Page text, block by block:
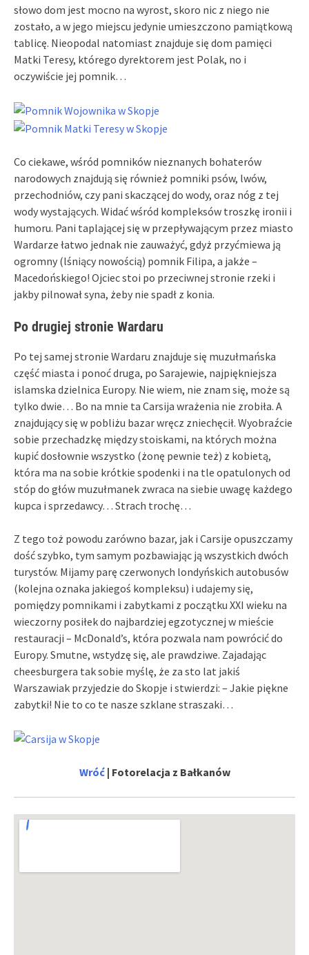
słowo dom jest mocno na wyrost, skoro nic z niego nie
zostało, a w jego miejscu jedynie umieszczono pamiątkową
tablicę. Nieopodal natomiast znajduje się dom pamięci
Matki Teresy, którego dyrektorem jest Polak, no i
oczywiście jej pomnik…
Co ciekawe, wśród pomników nieznanych bohaterów
narodowych znajdują się również pomniki psów, lwów,
przechodniów, czy pani skaczącej do wody, oraz nóg z tej
wody wystających. Widać wśród kompleksów troszkę ironii i
humoru. Pani taplającej się w przepływającym przez miasto
Wardarze łatwo jednak nie zauważyć, gdyż przyćmiewa ją
ogromny (lśniący nowością) pomnik Filipa, a jakże –
Macedońskiego! Ojciec stoi po przeciwnej stronie rzeki i
jakby pilnował syna, żeby nie spadł z konia.
Po drugiej stronie Wardaru
Po tej samej stronie Wardaru znajduje się muzułmańska
część miasta i ponoć druga, po Sarajewie, najpiękniejsza
islamska dzielnica Europy. Nie wiem, nie znam się, może są
tylko dwie… Bo na mnie ta Carsija wrażenia nie zrobiła. A
znajdujący się w pobliżu bazar wręcz zniechęcił. Wyobraźcie
sobie przechadzkę między stoiskami, na których można
kupić dosłownie wszystko (żonę pewnie też) z kobietą,
która ma na sobie krótkie spodenki i na tle opatulonych od
stóp do głów muzułmanek zwraca na siebie uwagę każdego
kupca i sprzedawcy… Strach trochę…
Z tego toż powodu zarówno bazar, jak i Carsije opuszczamy
dość szybko, tym samym pozbawiając ją wszystkich dwóch
turystów. Mijamy parę czerwonych londyńskich autobusów
(kolejna oznaka jakiegoś kompleksu) i udajemy się,
pomiędzy pomnikami i zabytkami z początku XXI wieku na
wieczorny posiłek do najbardziej egzotycznej w mieście
restauracji – McDonald’s, która pozwala nam powrócić do
Europy. Smutne, wstydzę się, ale prawdziwe. Zajadając
cheesburgera tak sobie myślę, że za sto lat jakiś
Warszawiak przyjedzie do Skopje i stwierdzi: – Jakie piękne
zabytki! Nie to co te nasze szklane straszaki…
Wróć| Fotorelacja z Bałkanów